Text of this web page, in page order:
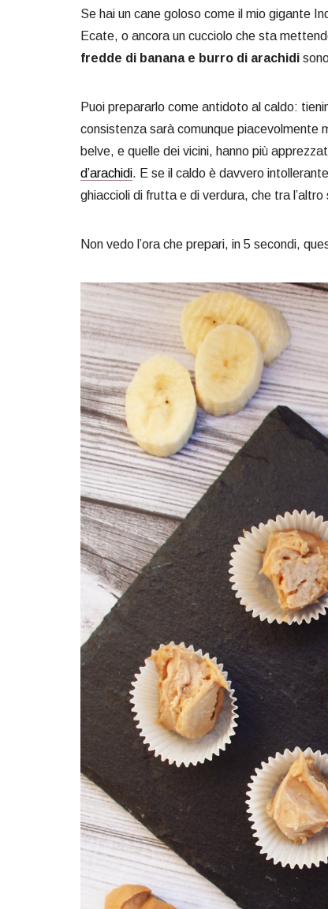
Se hai un cane goloso come il mio gigante
Ecate, o ancora un cucciolo che sta
fredde di banana e burro di arachidi
Puoi prepararlo come antidoto al caldo:
consistenza sarà comunque piacevolmente
belve, e quelle dei vicini, hanno più
d’arachidi. E se il caldo è davvero
ghiaccioli di frutta e di verdura, che tra l’altro
Non vedo l’ora che prepari, in 5 secondi,